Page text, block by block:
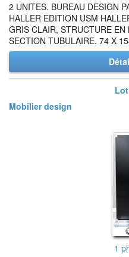
2 UNITES. BUREAU DESIGN
HALLER EDITION USM
GRIS CLAIR, STRUCTURE
SECTION TUBULAIRE. 74 X
Mobilier design
1